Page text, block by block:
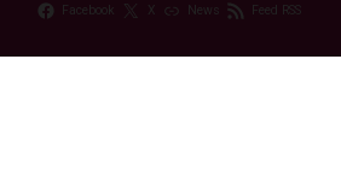
Facebook X News Feed RSS